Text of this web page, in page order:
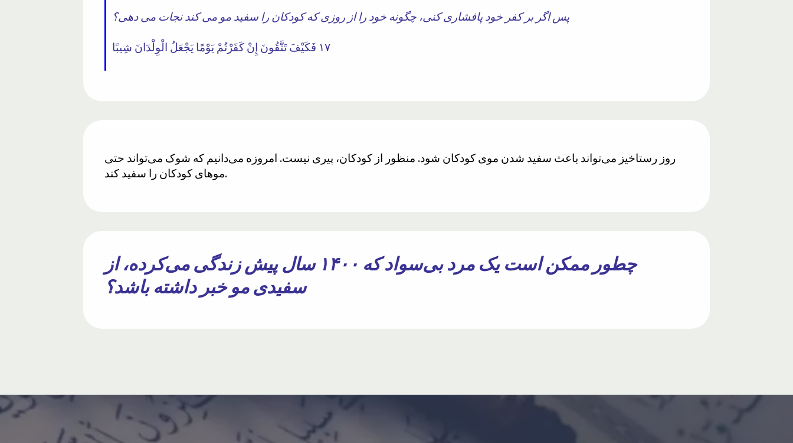
پس اگر بر کفر خود پافشاری کنی، چگونه خود را از روزی که کودکان را سفید مو می کند نجات می دهی؟
١٧ فَكَيْفَ تَتَّقُونَ إِنْ كَفَرْتُمْ يَوْمًا يَجْعَلُ الْوِلْدَانَ شِيبًا
روز رستاخیز می‌تواند باعث سفید شدن موی کودکان شود. منظور از کودکان، پیری نیست. امروزه می‌دانیم که شوک می‌تواند حتی
موهای کودکان را سفید کند.
چطور ممکن است یک مرد بی‌سواد که ۱۴۰۰ سال پیش زندگی می‌کرده، از
سفیدی مو خبر داشته باشد؟